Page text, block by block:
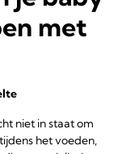
met
niet in staat om
het voeden,